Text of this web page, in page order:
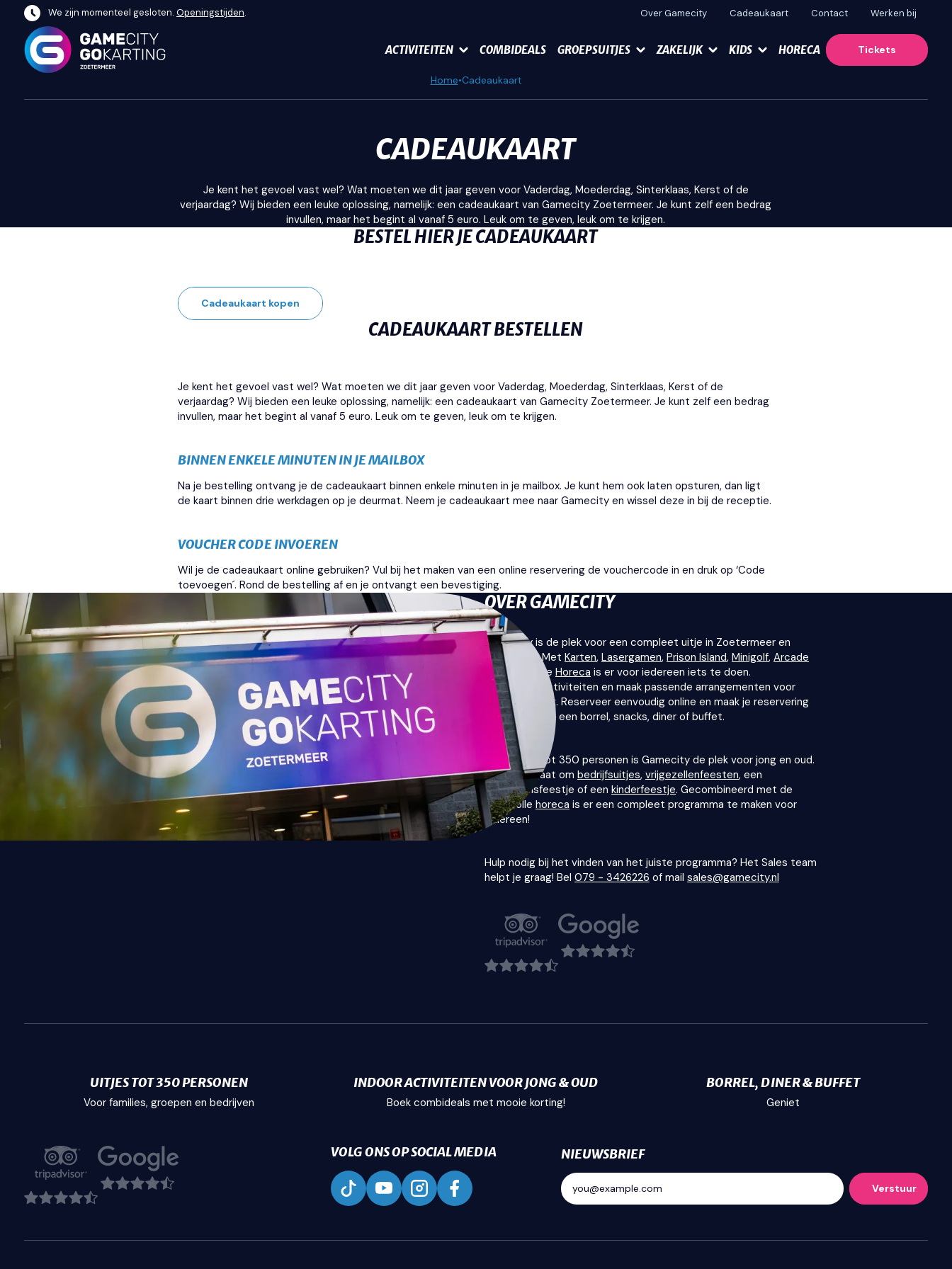
We zijn momenteel gesloten. Openingstijden. Over Gamecity Cadeaukaart Contact Werken bij
ACTIVITEITEN COMBIDEALS GROEPSUITJES ZAKELIJK KIDS HORECA Tickets
Home Cadeaukaart
CADEAUKAART
Je kent het gevoel vast wel? Wat moeten we dit jaar geven voor Vaderdag, Moederdag, Sinterklaas, Kerst of de
verjaardag? Wij bieden een leuke oplossing, namelijk: een cadeaukaart van Gamecity Zoetermeer. Je kunt zelf een bedrag
invullen, maar het begint al vanaf 5 euro. Leuk om te geven, leuk om te krijgen.
BESTEL HIER JE CADEAUKAART
Cadeaukaart kopen
CADEAUKAART BESTELLEN
Je kent het gevoel vast wel? Wat moeten we dit jaar geven voor Vaderdag, Moederdag, Sinterklaas, Kerst of de
verjaardag? Wij bieden een leuke oplossing, namelijk: een cadeaukaart van Gamecity Zoetermeer. Je kunt zelf een bedrag
invullen, maar het begint al vanaf 5 euro. Leuk om te geven, leuk om te krijgen.
BINNEN ENKELE MINUTEN IN JE MAILBOX
Na je bestelling ontvang je de cadeaukaart binnen enkele minuten in je mailbox. Je kunt hem ook laten opsturen, dan ligt
de kaart binnen drie werkdagen op je deurmat. Neem je cadeaukaart mee naar Gamecity en wissel deze in bij de receptie.
VOUCHER CODE INVOEREN
Wil je de cadeaukaart online gebruiken? Vul bij het maken van een online reservering de vouchercode in en druk op ‘Code
toevoegen´. Rond de bestelling af en je ontvangt een bevestiging.
OVER GAMECITY
Gamecity is de plek voor een compleet uitje in Zoetermeer en
omstreken! Met Karten, Lasergamen, Prison Island, Minigolf, Arcade
en een goede Horeca is er voor iedereen iets te doen.
Combineer activiteiten en maak passende arrangementen voor
iedere invulling. Reserveer eenvoudig online en maak je reservering
compleet met een borrel, snacks, diner of buffet.
Voor uitjes tot 350 personen is Gamecity de plek voor jong en oud.
Of het nu gaat om bedrijfsuitjes, vrijgezellenfeesten, een
personeelsfeestje of een kinderfeestje. Gecombineerd met de
sfeervolle horeca is er een compleet programma te maken voor
iedereen!
Hulp nodig bij het vinden van het juiste programma? Het Sales team
helpt je graag! Bel 079 - 3426226 of mail sales@gamecity.nl
UITJES TOT 350 PERSONEN
Voor families, groepen en bedrijven
INDOOR ACTIVITEITEN VOOR JONG & OUD
Boek combideals met mooie korting!
BORREL, DINER & BUFFET
Geniet
VOLG ONS OP SOCIAL MEDIA NIEUWSBRIEF
Verstuur